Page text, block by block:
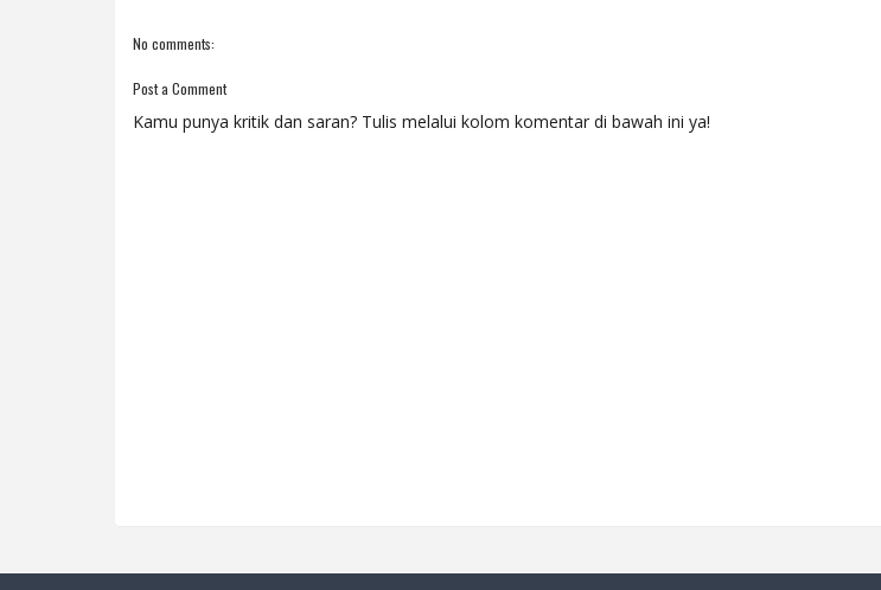
No comments:
Post a Comment
Kamu punya kritik dan saran? Tulis melalui kolom komentar di bawah ini ya!